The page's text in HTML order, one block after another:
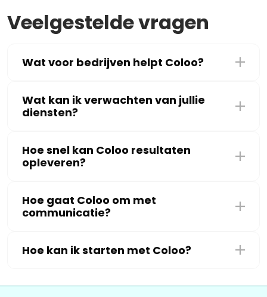
Veelgestelde vragen
Wat voor bedrijven helpt Coloo?
Wat kan ik verwachten van jullie
diensten?
Hoe snel kan Coloo resultaten
opleveren?
Hoe gaat Coloo om met
communicatie?
Hoe kan ik starten met Coloo?